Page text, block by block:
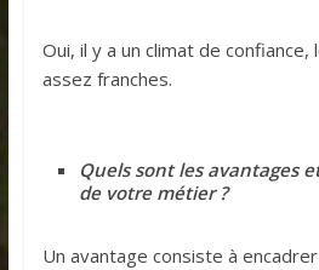
Oui, il y a un climat de
assez franches.
Quels sont les avantages
de votre métier ?
Un avantage consiste à